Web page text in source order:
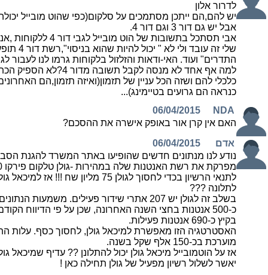
לדרור אלון
יש להם,הם ייתכן מסתמכים על סלקום(כפי שהוט מובייל
אבל יש גם דור 3 וגם דור 4.
אבי תסתכל בתשובות של
שלי זה עובד
התדרים" ועוד. האי-ודאות והזלזול בלקוחות גרמו לנו לעבור
למה אף אחד לא מנסה לקבל
כנראה הם גרועים בטיימינג)...
NDA
06/04/2015
האם אין קרן אור באופק אישרה את ההסכם?
אדם
06/04/2015
נודע לנו מנתונים חדשים שהופיעו באתר המשרד להגנת
לתנאי הרשיון בכדי לחסוך לגולן 75 מליון
לתלונה ???
בשלב זה לגולן יש 207 אתרי שידור פעילים. משמעות
כ-500 אנטנות בחצי השנה האחרונה, שכן על פי הדיווח
בקיץ כ-690 אנטנות פעילות.
האסטרטגיה הזו מאפשרת למיכאל גולן, לחסוך כסף. עלות
מוערכת בכ-150 אלף שקל בשנה.
אז על הוטמובייל מיכאל גולן יכול להתלונן ?? עדיף שמיכאל
יאשר לשלול רשיון מפעיל של גולן תחילה כאן !